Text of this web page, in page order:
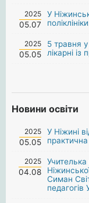
2025
05.07
У
2025
05.05
5 травня
лікарні
Новини освіти
2025
05.05
У Ніжині
2025
04.08
Симан
педагогів